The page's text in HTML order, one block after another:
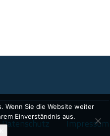
Datenschutz Impressum
Wenn Sie die Website weiter
Einverständnis aus.